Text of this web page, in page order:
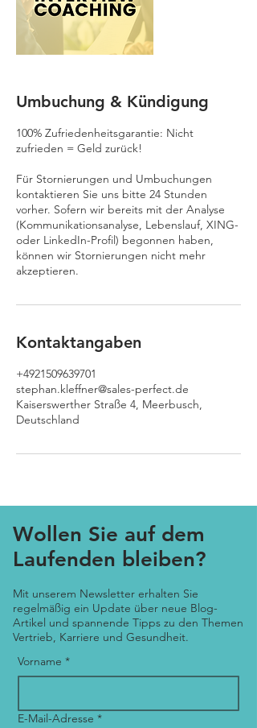
Umbuchung & Kündigung
100% Zufriedenheitsgarantie: Nicht
zufrieden = Geld zurück!
Für Stornierungen und Umbuchungen
kontaktieren Sie uns bitte 24 Stunden
vorher. Sofern wir bereits mit der Analyse
(Kommunikationsanalyse, Lebenslauf, XING-
oder LinkedIn-Profil) begonnen haben,
können wir Stornierungen nicht mehr
akzeptieren.
Kontaktangaben
+4921509639701
stephan.kleffner@sales-perfect.de
Kaiserswerther Straße 4, Meerbusch,
Deutschland
Wollen Sie auf dem
Laufenden bleiben?
Mit unserem Newsletter erhalten Sie
regelmäßig ein Update über neue Blog-
Artikel und spannende Tipps zu den Themen
Vertrieb, Karriere und Gesundheit.
Vorname *
E-Mail-Adresse *